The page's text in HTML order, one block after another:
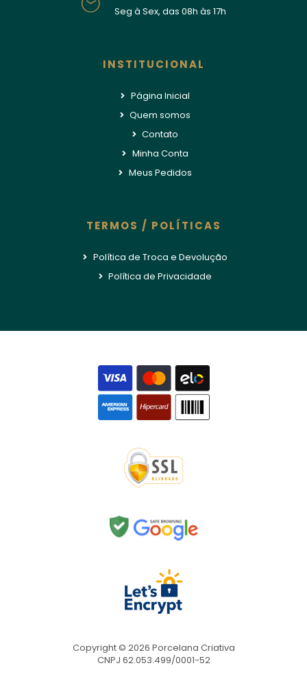
Seg à Sex, das 08h às 17h
INSTITUCIONAL
Página Inicial
Quem somos
Contato
Minha Conta
Meus Pedidos
TERMOS / POLÍTICAS
Política de Troca e Devolução
Política de Privacidade
Copyright © 2026 Porcelana Criativa
CNPJ 62.053.499/0001-52